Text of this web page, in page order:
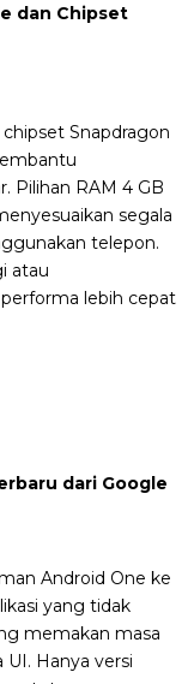
dan Chipset
Snapdragon
Pilihan RAM 4 GB
segala
telepon.
atau
lebih cepat
dari Google
Android One ke
yang tidak
memakan masa
UI. Hanya versi